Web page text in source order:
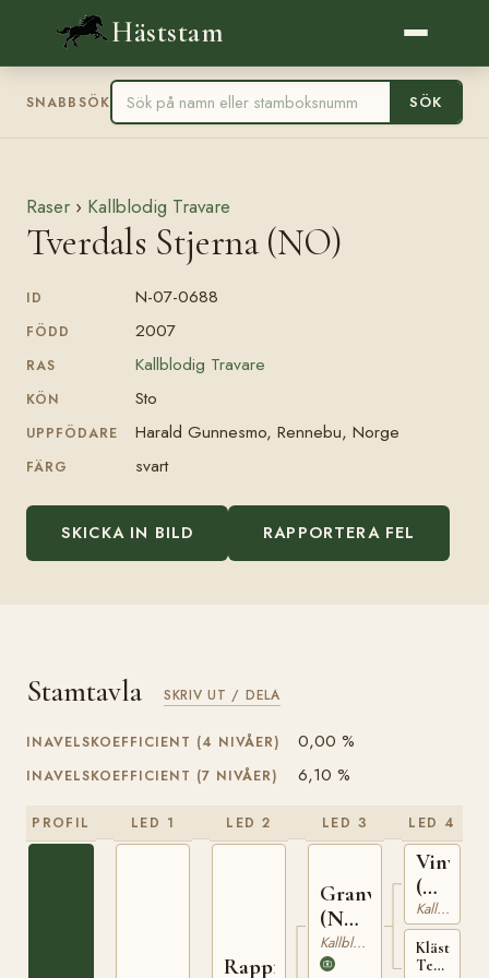
Häststam
SNABBSÖK SÖK
Raser › Kallblodig Travare
Tverdals Stjerna (NO)
ID N-07-0688
FÖDD 2007
RAS Kallblodig Travare
KÖN Sto
UPPFÖDARE Harald Gunnesmo, Rennebu, Norge
FÄRG svart
SKICKA IN BILD RAPPORTERA FEL
Stamtavla SKRIV UT / DELA
INAVELSKOEFFICIENT (4 NIVÅER) 0,00 %
INAVELSKOEFFICIENT (7 NIVÅER) 6,10 %
PROFIL LED 1 LED 2
Rappfot
LED 3
Granvar
(NO)
NT
52
Kallblodig Travare
LED 4
Vinvar
(NO)
T-
230
Kallblodig Travare
Klästad
Terna